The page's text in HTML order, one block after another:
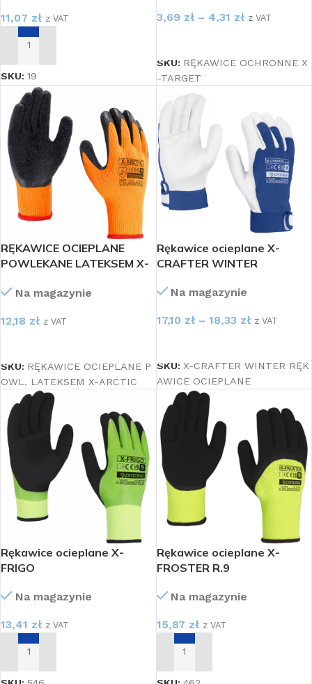
11,07 zł z VAT
DODAJ DO KOSZYKA
SKU: 19
3,69 zł – 4,31 zł z VAT
SKU: RĘKAWICE OCHRONNE X
-TARGET
RĘKAWICE OCIEPLANE
POWLEKANE LATEKSEM X-
Na magazynie
12,18 zł z VAT
SKU: RĘKAWICE OCIEPLANE P
OWL. LATEKSEM X-ARCTIC
Rękawice ocieplane X-
CRAFTER WINTER
Na magazynie
17,10 zł – 18,33 zł z VAT
SKU: X-CRAFTER WINTER RĘK
AWICE OCIEPLANE
Rękawice ocieplane X-
FRIGO
Na magazynie
13,41 zł z VAT
DODAJ DO KOSZYKA
Rękawice ocieplane X-
FROSTER R.9
Na magazynie
15,87 zł z VAT
DODAJ DO KOSZYKA